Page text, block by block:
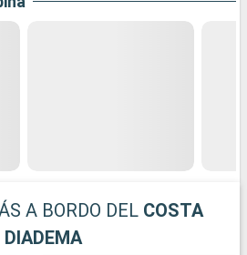
A BORDO DEL COSTA
DIADEMA